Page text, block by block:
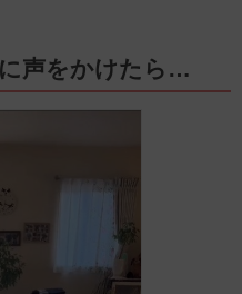
声をかけたら…